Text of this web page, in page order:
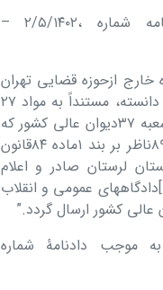
متعاقباً، شعبه یازدھم دادگاه عمومی حقوقی تھران به موجب دادنامه شماره ،٢/۵/١۴٠٢ –
خارج ازحوزه قضایی تھران
می‌باشد، ضمن نفی صلاحیّت از خود، دادگاه “عمومی” حقوقی خرم آباد را صالح دانسته، مستنداً به مواد ٢٧
،٢۶ ،٢٣ ،١١ ،٣ ،٢ ،١و مستفاد از رأی شماره ٩٧٠٩٩٧٠٩٢۵٢٠١١۵٧مورخ ۵/۴/١٣٩٧ شعبه ٣٧دیوان عالی کشور که
فی‌مابین شعب استان تھران و استان لرستان حل اختلاف نموده است و ]ماده[ ٨٩ناظر بر بند ١ماده ٨۴قانون
لرستان صادر و اعلام
ماده ٢٧قانون آیین دادرسی ]دادگاهھای عمومی و انقلاب
کشور ارسال گردد.”
موجب دادنامۀ شماره